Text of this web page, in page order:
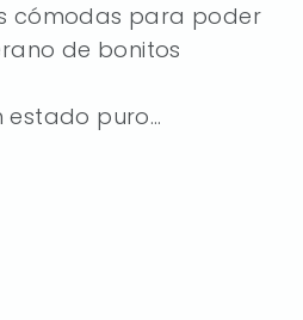
cómodas para poder
de bonitos
estado puro…